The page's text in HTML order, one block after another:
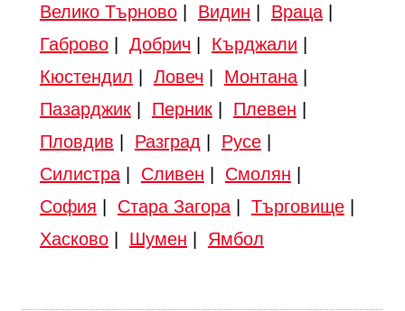
Велико Търново| Видин Враца|
Габрово| Добрич Кърджали
Кюстендил
Ловеч Монтана|
Пазарджик| Перник| Плевен
Пловдив
Разград Русе|
Силистра| Сливен Смолян
София
Стара Загора| Търговище|
Хасково| Шумен Ямбол